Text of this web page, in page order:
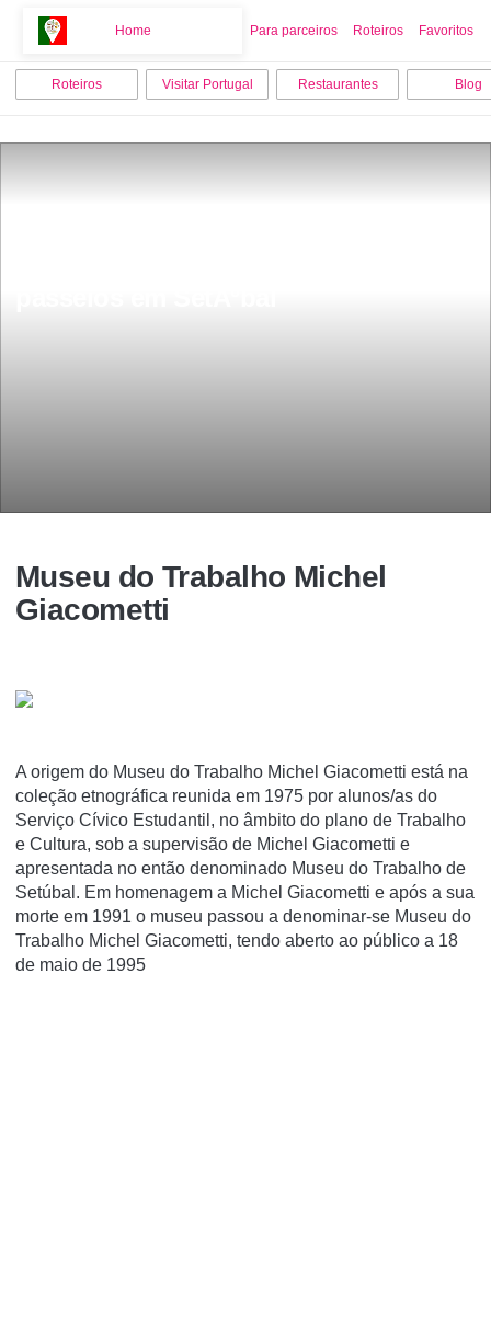
Home Para parceiros Roteiros Favoritos
Home
Roteiros Visitar Portugal Restaurantes Blog
Museu do Trabalho Michel
Giacometti
A origem do Museu do Trabalho Michel Giacometti está na
coleção etnográfica reunida em 1975 por alunos/as do
Serviço Cívico Estudantil, no âmbito do plano de Trabalho
e Cultura, sob a supervisão de Michel Giacometti e
apresentada no então denominado Museu do Trabalho de
Setúbal. Em homenagem a Michel Giacometti e após a sua
morte em 1991 o museu passou a denominar-se Museu do
Trabalho Michel Giacometti, tendo aberto ao público a 18
de maio de 1995